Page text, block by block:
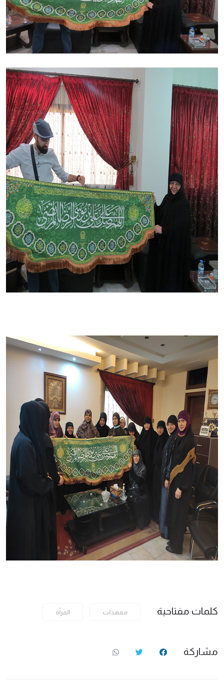
كلمات مفتاحية ممهدات المرأة
مشاركة